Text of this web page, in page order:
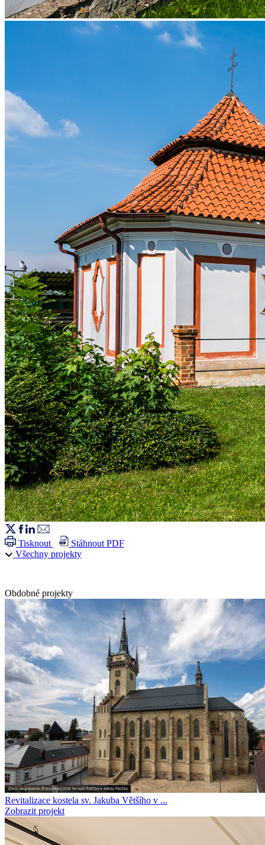
Tisknout
Stáhnout PDF
Všechny projekty
Obdobné projekty
Revitalizace kostela sv. Jakuba Většího v ...
Zobrazit projekt